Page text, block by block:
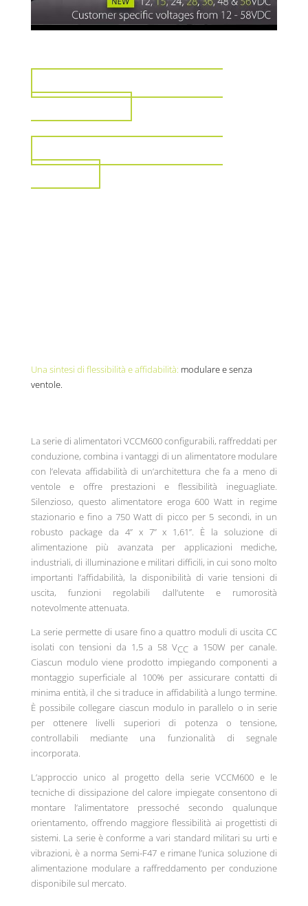
Una sintesi di flessibilità e affidabilità: modulare e senza
ventole.
La serie di alimentatori VCCM600 configurabili, raffreddati per
conduzione, combina i vantaggi di un alimentatore modulare
con l’elevata affidabilità di un’architettura che fa a meno di
ventole e offre prestazioni e flessibilità ineguagliate.
Silenzioso, questo alimentatore eroga 600 Watt in regime
stazionario e fino a 750 Watt di picco per 5 secondi, in un
robusto package da 4” x 7” x 1,61”. È la soluzione di
alimentazione più avanzata per applicazioni mediche,
industriali, di illuminazione e militari difficili, in cui sono molto
importanti l’affidabilità, la disponibilità di varie tensioni di
uscita, funzioni regolabili dall’utente e rumorosità
notevolmente attenuata.
La serie permette di usare fino a quattro moduli di uscita CC
isolati con tensioni da 1,5 a 58 VCC a 150W per canale.
Ciascun modulo viene prodotto impiegando componenti a
montaggio superficiale al 100% per assicurare contatti di
minima entità, il che si traduce in affidabilità a lungo termine.
È possibile collegare ciascun modulo in parallelo o in serie
per ottenere livelli superiori di potenza o tensione,
controllabili mediante una funzionalità di segnale
incorporata.
L’approccio unico al progetto della serie VCCM600 e le
tecniche di dissipazione del calore impiegate consentono di
montare l’alimentatore pressoché secondo qualunque
orientamento, offrendo maggiore flessibilità ai progettisti di
sistemi. La serie è conforme a vari standard militari su urti e
vibrazioni, è a norma Semi-F47 e rimane l’unica soluzione di
alimentazione modulare a raffreddamento per conduzione
disponibile sul mercato.